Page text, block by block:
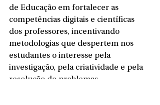
de Educação em fortalecer as
competências digitais e científicas
dos professores, incentivando
metodologias que despertem nos
estudantes o interesse pela
investigação, pela criatividade e pela
resolução de problemas.